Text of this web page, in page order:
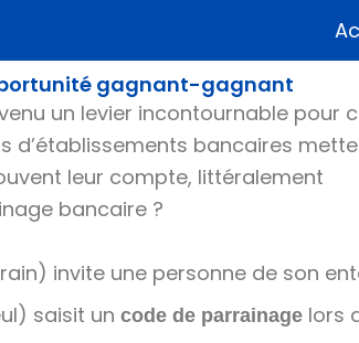
gagnant-gagnant
un levier incontournable
d’établissements bancaires
leur compte, littéralement
bancaire ?
invite une personne de son
saisit un code de parrainage lors